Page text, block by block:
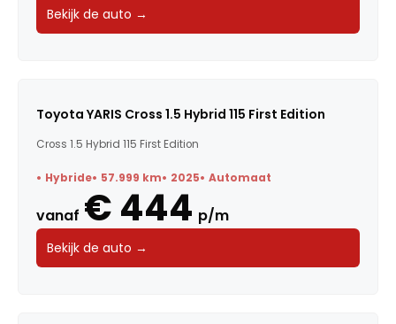
Bekijk de auto →
Toyota YARIS Cross 1.5 Hybrid 115 First Edition
Cross 1.5 Hybrid 115 First Edition
Hybride 57.999 km 2025 Automaat
vanaf € 444 p/m
Bekijk de auto →